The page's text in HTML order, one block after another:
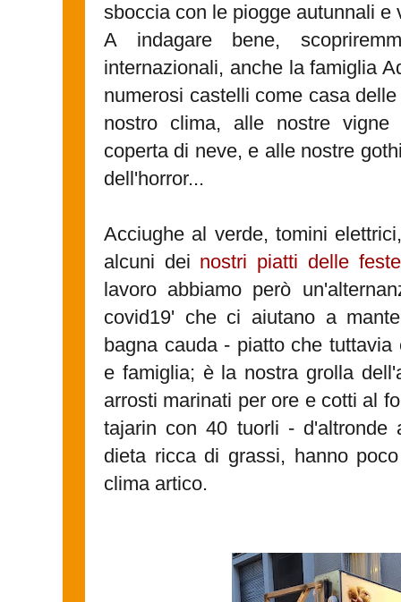
sboccia con le piogge autunnali e
A indagare bene,
internazionali, anche la famiglia
numerosi castelli come casa
nostro clima, alle nostre vigne
coperta di neve, e alle nostre
dell'horror...
Acciughe al verde, tomini
alcuni dei nostri piatti delle feste
lavoro abbiamo però
covid19' che ci aiutano a
bagna cauda - piatto che
e famiglia; è la nostra grolla
arrosti marinati per ore e cotti al
tajarin con 40 tuorli - d'altronde
dieta ricca di grassi, hanno
clima artico.